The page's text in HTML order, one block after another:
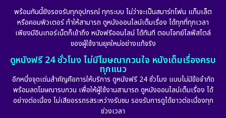
พร้อมกันนี้ยังรองรับทุกอุปกรณ์ ทุกระบบ ไม่ว่าจะเป็นสมาร์ทโฟน แท็บเล็ต
หรือคอมพิวเตอร์ ทำให้สามารถ ดูหนังออนไลน์เต็มเรื่อง ได้ทุกที่ทุกเวลา
เพียงมีอินเทอร์เน็ตก็เข้าถึง หนังฟรีออนไลน์ ได้ทันที ตอบโจทย์ไลฟ์สไตล์
ของผู้ใช้งานยุคใหม่อย่างแท้จริง
ดูหนังฟรี 24 ชั่วโมง ไม่มีโฆษณากวนใจ หนังเต็มเรื่องครบ
ทุกแนว
อีกหนึ่งจุดเด่นสำคัญคือการให้บริการ ดูหนังฟรี 24 ชั่วโมง แบบไม่มีข้อจำกัด
พร้อมลดโฆษณารบกวน เพื่อให้ผู้ใช้งานสามารถ ดูหนังออนไลน์เต็มเรื่อง ได้
อย่างต่อเนื่อง ไม่เสียอรรถรสระหว่างรับชม รองรับการดูได้ยาวต่อเนื่องทุก
ช่วงเวลา